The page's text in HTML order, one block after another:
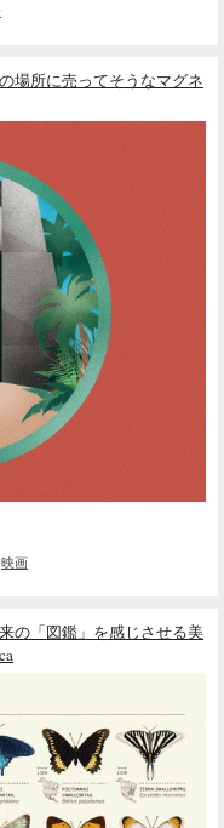
場所に売ってそうなマグネ
映画
の「図鑑」を感じさせる美